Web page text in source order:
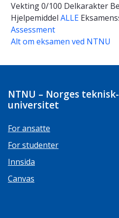
Vekting0/100 Delkarakter
Hjelpemiddel ALLE
Assessment
Alt om eksamen ved NTNU
NTNU – Norges
universitet
For ansatte
For studenter
Innsida
Canvas